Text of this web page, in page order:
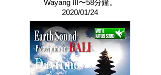
Wayang III〜58分鐘。
2020/01/24